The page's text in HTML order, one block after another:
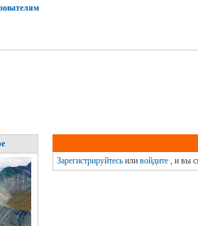
Зарегистрируйтесьили войдите, и вы